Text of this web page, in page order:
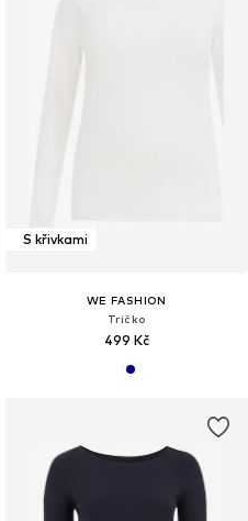
S křivkami
WE FASHION
Tričko
499 Kč